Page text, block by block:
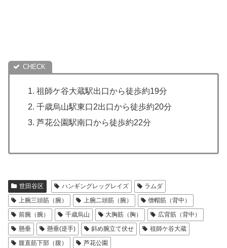
祖師ケ谷大蔵駅出口から徒歩約19分
千歳烏山駅東口2出口から徒歩約20分
芦花公園駅南口から徒歩約22分
世田谷区 ハンギングレッグレイズ
ラムダ
上腕三頭筋（腕）
上腕二頭筋（腕）
僧帽筋（背中）
前腕（腕）
千歳烏山 大胸筋（胸）
広背筋（背中）
懸垂
懸垂(逆手) 斜め腕立て伏せ
祖師ケ谷大蔵
腹直筋下部（腹）
芦花公園